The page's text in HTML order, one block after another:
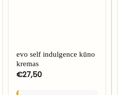
evo self indulgence kūno
kremas
€27,50